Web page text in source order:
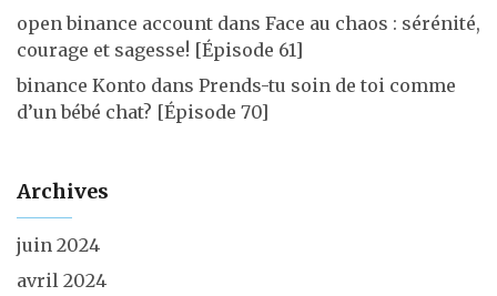
open binance account dans Face au chaos : sérénité,
courage et sagesse! [Épisode 61]
binance Konto dans Prends-tu soin de toi comme
d’un bébé chat? [Épisode 70]
Archives
juin 2024
avril 2024